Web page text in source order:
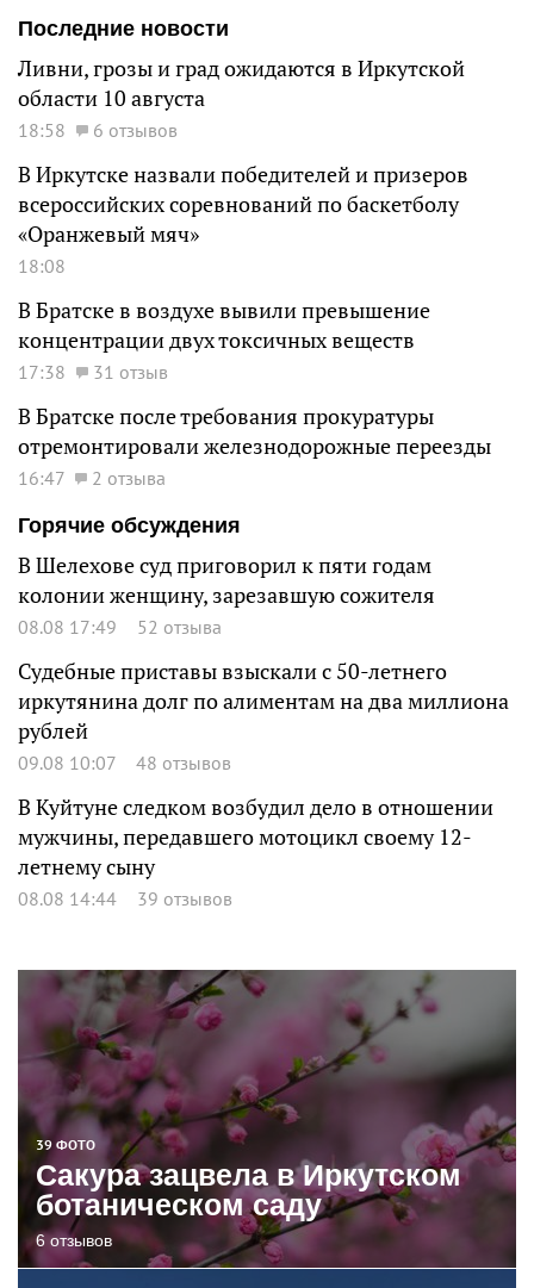
Последние новости
Ливни, грозы и град ожидаются в Иркутской
области 10 августа
18:58 6 отзывов
В Иркутске назвали победителей и призеров
всероссийских соревнований по баскетболу
«Оранжевый мяч»
18:08
В Братске в воздухе вывили превышение
концентрации двух токсичных веществ
17:38 31 отзыв
В Братске после требования прокуратуры
отремонтировали железнодорожные переезды
16:47
2 отзыва
Горячие обсуждения
В Шелехове суд приговорил к пяти годам
колонии женщину, зарезавшую сожителя
08.08 17:49 52 отзыва
Судебные приставы взыскали с 50-летнего
иркутянина долг по алиментам на два миллиона
рублей
09.08 10:07 48 отзывов
В Куйтуне следком возбудил дело в отношении
мужчины, передавшего мотоцикл своему 12-
летнему сыну
08.08 14:44 39 отзывов
39 ФОТО
Сакура зацвела в Иркутском
ботаническом саду
6 отзывов